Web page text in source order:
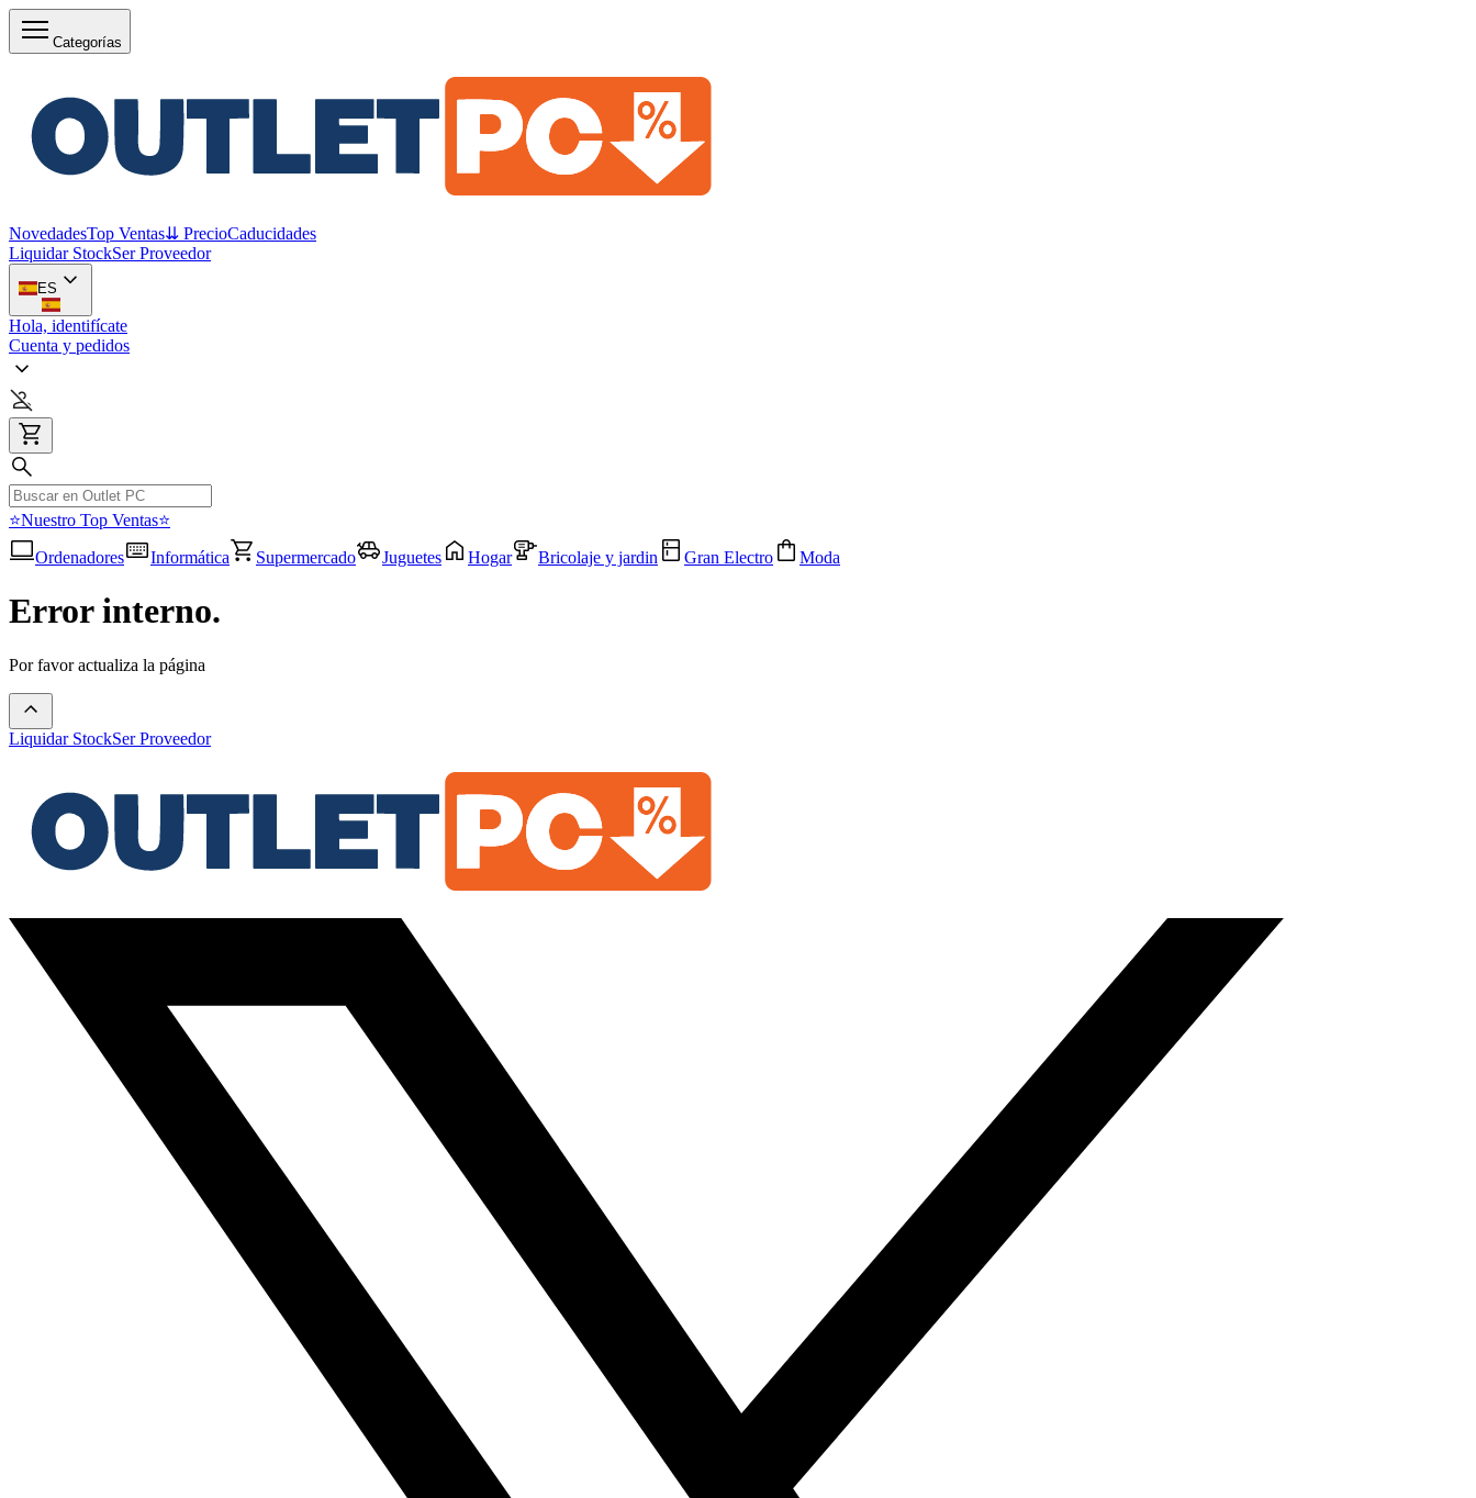
Categorías
NovedadesTop Ventas⇊ PrecioCaducidades
Liquidar StockSer Proveedor
ES
Hola, identifícate
Cuenta y pedidos
⭐Nuestro Top Ventas⭐
Ordenadores
Informática Supermercado Juguetes Hogar Bricolaje y jardin Gran Electro Moda
Error interno.
Por favor actualiza la página
Liquidar StockSer Proveedor